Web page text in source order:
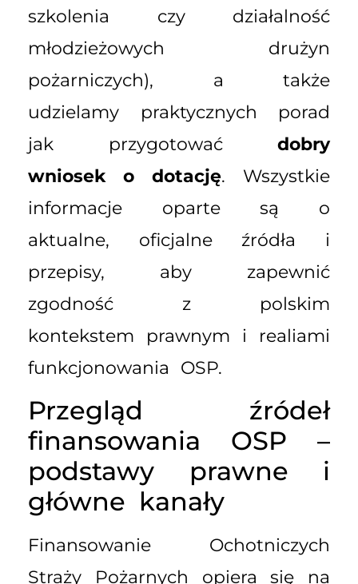
szkolenia czy działalność
młodzieżowych drużyn
pożarniczych), a także
udzielamy praktycznych porad
jak przygotować dobry
wniosek o dotację. Wszystkie
informacje oparte są o
aktualne, oficjalne źródła i
przepisy, aby zapewnić
zgodność z polskim
kontekstem prawnym i realiami
funkcjonowania OSP.
Przegląd źródeł
finansowania OSP –
podstawy prawne i
główne kanały
Finansowanie Ochotniczych
Straży Pożarnych opiera się na